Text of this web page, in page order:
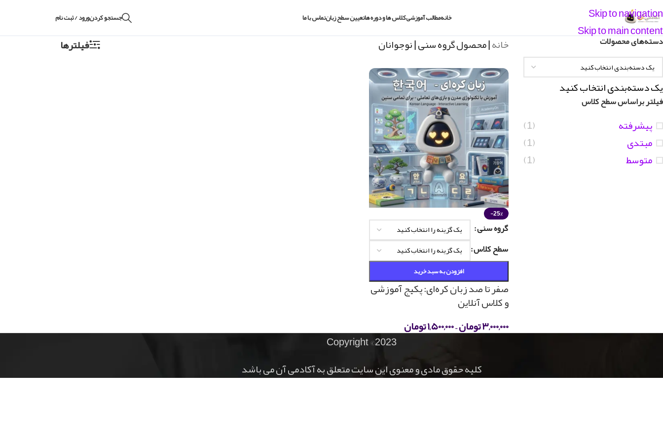
Skip to navigation
Skip to main content
خانهمطالب آموزشیکلاس ها و دوره هاتعیین سطح زبانتماس با ما جستجو کردنورود / ثبت نام
دسته‌های محصولات
یک دسته‌بندی انتخاب کنید
فیلتر براساس سطح کلاس
پیشرفته
(1)
مبتدی
(1)
متوسط
(1)
خانه|محصول گروه سنی|نوجوانان فیلترها
-25%
گروه سنی
سطح کلاس
افزودن به سبد خرید
صفر تا صد زبان کره‌ای: پکیج آموزشی
و کلاس آنلاین
۳,۰۰۰,۰۰۰تومان–۱,۵۰۰,۰۰۰تومان
Copyright ©2023
کلیه حقوق مادی و معنوی این سایت متعلق به آکادمی آن می باشد